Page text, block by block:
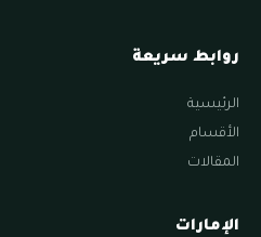
روابط سريعة
الرئيسية
الأقسام
المقالات
الإمارات